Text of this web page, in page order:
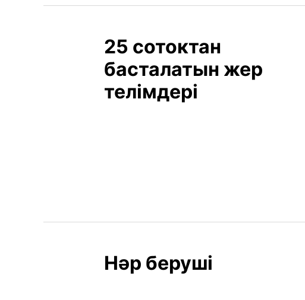
25 сотоктан
басталатын жер
телімдері
Нәр беруші